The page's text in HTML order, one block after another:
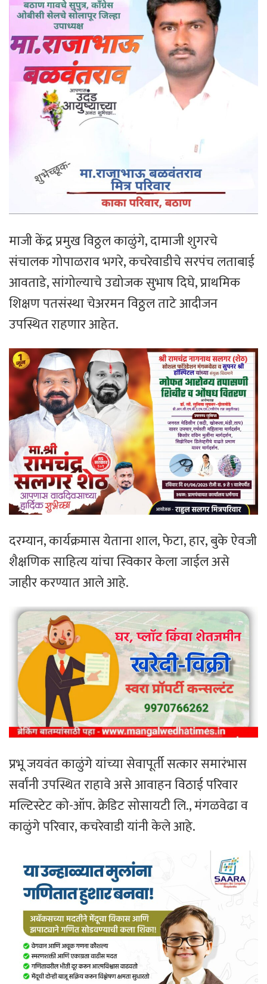
माजी केंद्र प्रमुख विठ्ठल काळुंगे, दामाजी शुगरचे
संचालक गोपाळराव भगरे, कचरेवाडीचे सरपंच लताबाई
आवताडे, सांगोल्याचे उद्योजक सुभाष दिघे, प्राथमिक
शिक्षण पतसंस्था चेअरमन विठ्ठल ताटे आदीजन
उपस्थित राहणार आहेत.
दरम्यान, कार्यक्रमास येताना शाल, फेटा, हार, बुके ऐवजी
शैक्षणिक साहित्य यांचा स्विकार केला जाईल असे
जाहीर करण्यात आले आहे.
प्रभू जयवंत काळुंगे यांच्या सेवापूर्ती सत्कार समारंभास
सर्वांनी उपस्थित राहावे असे आवाहन विठाई परिवार
मल्टिस्टेट को-ऑप. क्रेडिट सोसायटी लि., मंगळवेढा व
काळुंगे परिवार, कचरेवाडी यांनी केले आहे.